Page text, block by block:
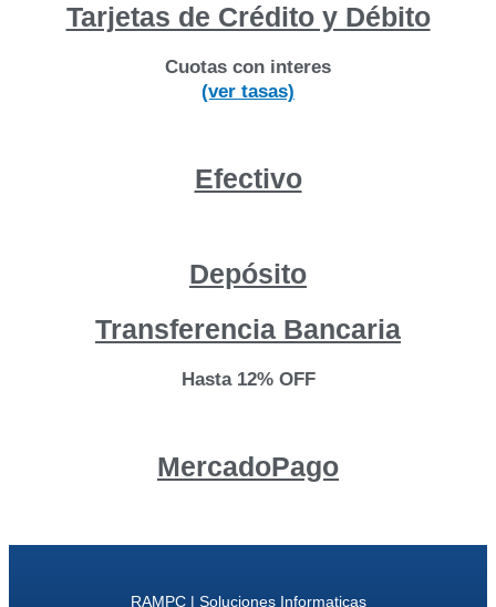
Tarjetas de Crédito y Débito
Cuotas con interes
(ver tasas)
Efectivo
Depósito
Transferencia Bancaria
Hasta 12% OFF
MercadoPago
RAMPC | Soluciones Informaticas